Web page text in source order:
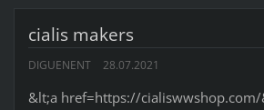
cialis makers
DIGUENENT 28.07.2021
&lt;a href=https://